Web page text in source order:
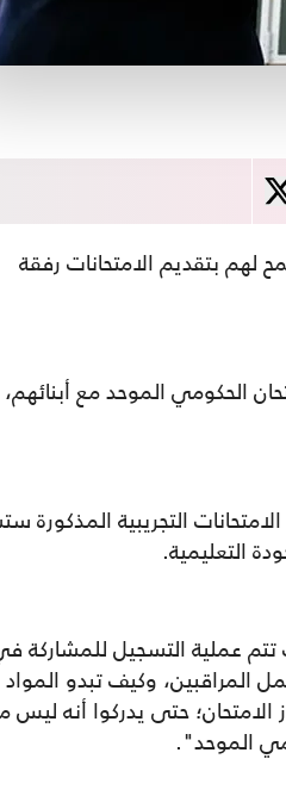
لهم بتقديم الامتحانات رفقة
الحكومي الموحد مع
التجريبية المذكورة
عملية التسجيل للمشاركة
المراقبين، وكيف تبدو المواد
حتى يدركوا أنه ليس
الموحد".